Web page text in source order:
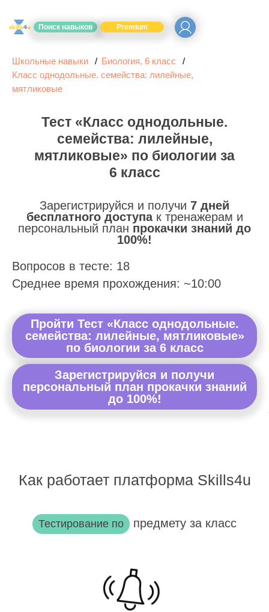
Поиск навыков Premium
Школьные навыки
Биология, 6 класс
Класс однодольные. семейства: лилейные,
мятликовые
Тест «Класс однодольные.
семейства: лилейные,
мятликовые» по биологии за
6 класс
Зарегистрируйся и получи 7 дней
бесплатного доступак тренажерам и
персональный план прокачки знаний до
100%!
Вопросов в тесте: 18
Среднее время прохождения: ~10:00
Пройти Тест «Класс однодольные.
семейства: лилейные, мятликовые»
по биологии за 6 класс
Зарегистрируйся и получи
персональный план прокачки знаний
до 100%!
Как работает платформа Skills4u
Тестирование по предмету за класс